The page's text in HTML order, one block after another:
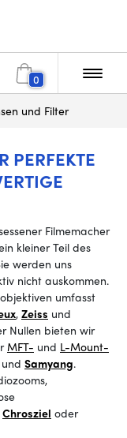
0
und Filter
PERFEKTE
Filmemacher
kleiner Teil des
werden uns
nicht auskommen.
umfasst
, Zeiss und
Nullen bieten wir
MFT- und L-Mount-
und Samyang.
,
Chrosziel oder